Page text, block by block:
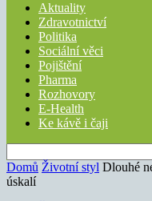
Aktuality
Zdravotnictví
Politika
Sociální věci
Pojištění
Pharma
Rozhovory
E-Health
Ke kávě i čaji
Domů Životní styl Dlouhé
úskalí